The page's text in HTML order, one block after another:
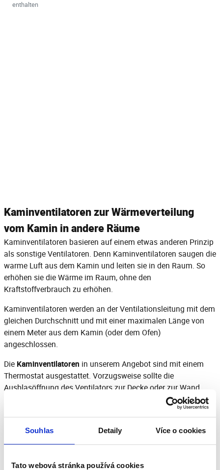
Souhlas Detaily Více o cookies
Tato webová stránka používá cookies
enthalten
Kaminventilatoren zur Wärmeverteilung
vom Kamin in andere Räume
Kaminventilatoren basieren auf einem etwas anderen Prinzip
als sonstigeVentilatoren. Denn Kaminventilatoren saugen die
warme Luft aus dem Kamin und leiten sie in den Raum. So
erhöhen sie die Wärme im Raum, ohne den
Kraftstoffverbrauch zu erhöhen.
Kaminventilatoren werden an der Ventilationsleitung mit dem
gleichen Durchschnitt und mit einer maximalen Länge von
einem Meter aus dem Kamin (oder dem Ofen)
angeschlossen.
Die Kaminventilatoren in unserem Angebot sind mit einem
Thermostat ausgestattet. Vorzugsweise sollte die
Ausblasöffnung des Ventilators zur Decke oder zur Wand
Der polnische HerstellerDarcoist spezialisiert auf diese Art
von Ventilatoren und neben Kaminventilatoren finden Sie
auch entsprechendes Zubehör in unserem Produktangebot.
keinen Fall verzichten.